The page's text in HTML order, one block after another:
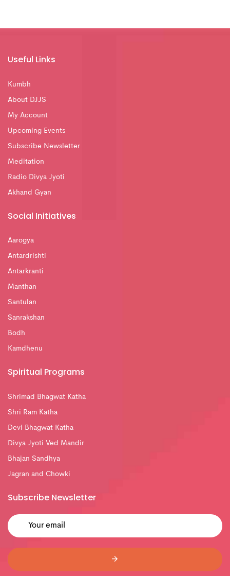
Useful Links
Kumbh
About DJJS
My Account
Upcoming Events
Subscribe Newsletter
Meditation
Radio Divya Jyoti
Akhand Gyan
Social Initiatives
Aarogya
Antardrishti
Antarkranti
Manthan
Santulan
Sanrakshan
Bodh
Kamdhenu
Spiritual Programs
Shrimad Bhagwat Katha
Shri Ram Katha
Devi Bhagwat Katha
Divya Jyoti Ved Mandir
Bhajan Sandhya
Jagran and Chowki
Subscribe Newsletter